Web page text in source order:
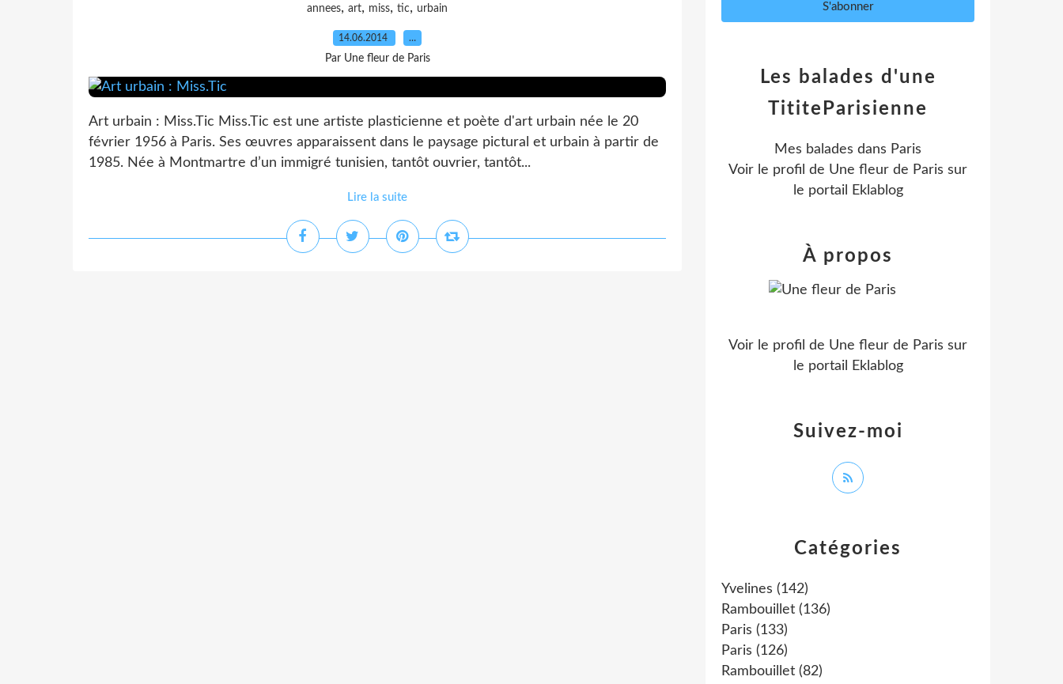
annees, art, miss, tic, urbain
14.06.2014 …
Par Une fleur de Paris
Art urbain : Miss.Tic Miss.Tic est une artiste plasticienne et poète d'art urbain née le 20
février 1956 à Paris. Ses œuvres apparaissent dans le paysage pictural et urbain à partir de
1985. Née à Montmartre d’un immigré tunisien, tantôt ouvrier, tantôt...
Lire la suite
Catégories
Yvelines (142)
Rambouillet (136)
Paris (133)
Paris (126)
Rambouillet (82)
Les balades d'une
TititeParisienne
Mes balades dans Paris
Voir le profil de Une fleur de Paris sur
le portail Eklablog
Suivez-moi
À propos
Voir le profil de Une fleur de Paris sur
le portail Eklablog